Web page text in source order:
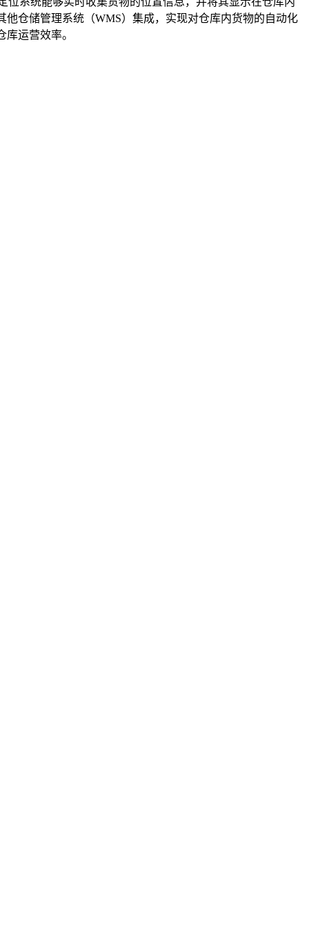
仓储管理系统（WMS）集成，实现对仓库内货物的自动化
运营效率。